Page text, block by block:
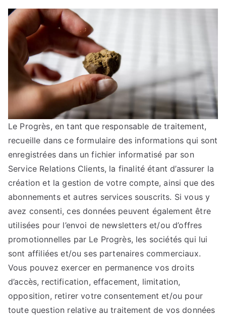
Le Progrès, en tant que responsable de traitement,
recueille dans ce formulaire des informations qui sont
enregistrées dans un fichier informatisé par son
Service Relations Clients, la finalité étant d’assurer la
création et la gestion de votre compte, ainsi que des
abonnements et autres services souscrits. Si vous y
avez consenti, ces données peuvent également être
utilisées pour l’envoi de newsletters et/ou d’offres
promotionnelles par Le Progrès, les sociétés qui lui
sont affiliées et/ou ses partenaires commerciaux.
Vous pouvez exercer en permanence vos droits
d’accès, rectification, effacement, limitation,
opposition, retirer votre consentement et/ou pour
toute question relative au traitement de vos données